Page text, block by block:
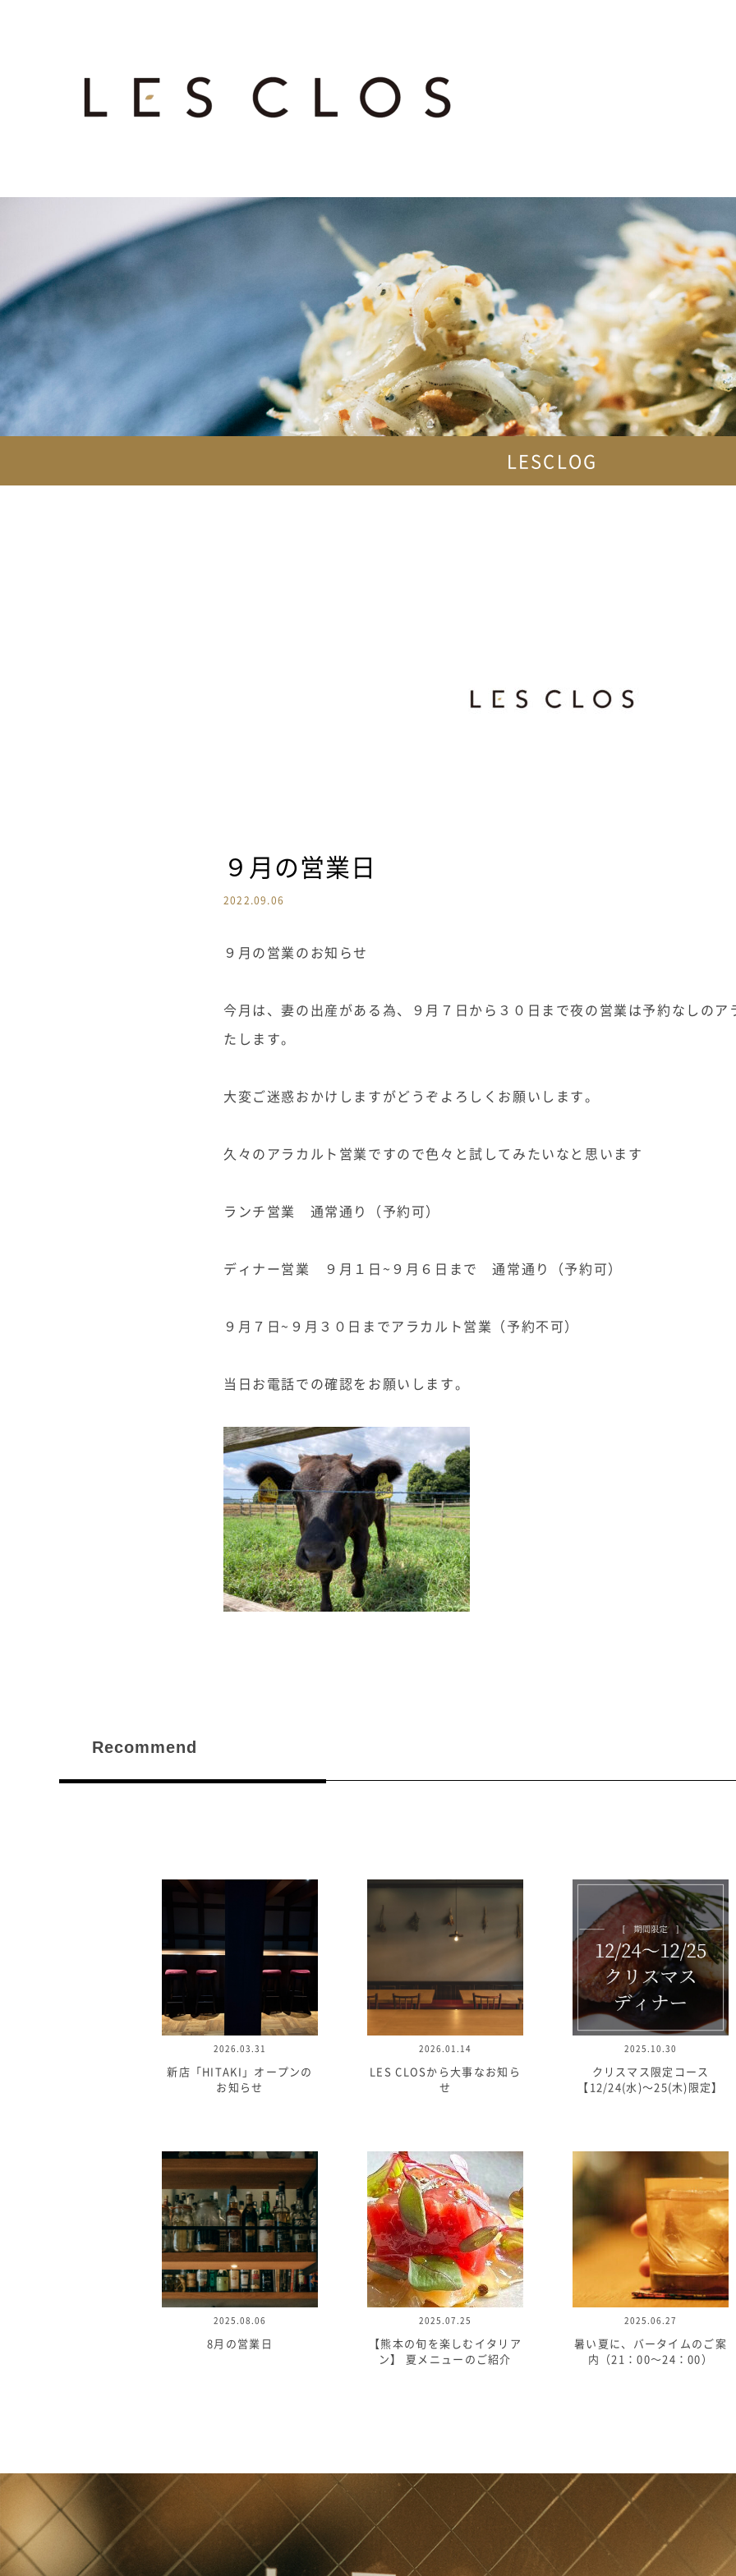
LESCLOG
９月の営業日
2022.09.06
９月の営業のお知らせ
今月は、妻の出産がある為、９月７日から３０日まで夜の営業は予約なしのア
たします。
大変ご迷惑おかけしますがどうぞよろしくお願いします。
久々のアラカルト営業ですので色々と試してみたいなと思います
ランチ営業 通常通り（予約可）
ディナー営業 ９月１日~９月６日まで 通常通り（予約可）
９月７日~９月３０日までアラカルト営業（予約不可）
当日お電話での確認をお願いします。
Recommend
2026.03.31
新店「HITAKI」オープンの
お知らせ
2026.01.14
LES CLOSから大事なお知ら
せ
2025.10.30
クリスマス限定コース
【12/24(水)〜25(木)限定】
2025.08.06
8月の営業日
2025.07.25
【熊本の旬を楽しむイタリア
ン】 夏メニューのご紹介
2025.06.27
暑い夏に、バータイムのご案
内（21：00～24：00）